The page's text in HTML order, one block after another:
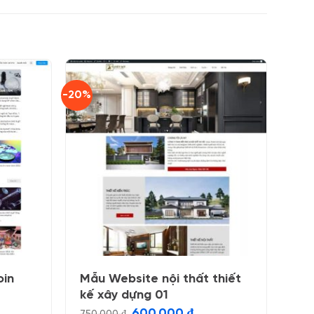
-20%
Mẫu Website nội thất thiết
kế xây dựng 01
Giá
Giá